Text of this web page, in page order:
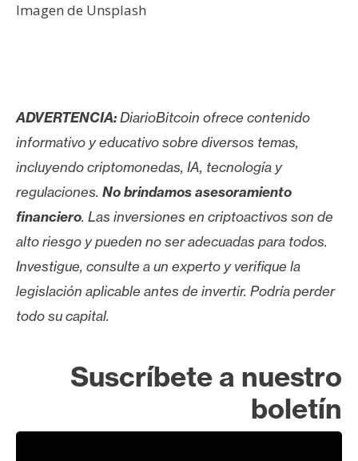
Imagen de Unsplash
ADVERTENCIA:DiarioBitcoin ofrece contenido
informativo y educativo sobre diversos temas,
incluyendo criptomonedas, IA, tecnología y
regulaciones. No brindamos asesoramiento
financiero. Las inversiones en criptoactivos son de
alto riesgo y pueden no ser adecuadas para todos.
Investigue, consulte a un experto y verifique la
legislación aplicable antes de invertir. Podría perder
todo su capital.
Suscríbete a nuestro
boletín